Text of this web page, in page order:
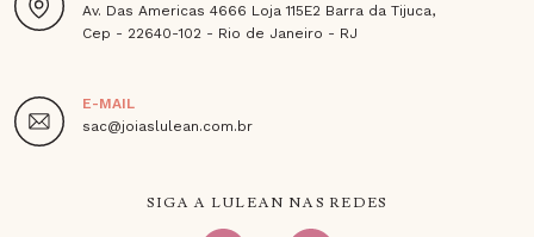
Av. Das Americas 4666 Loja 115E2 Barra da Tijuca,
Cep - 22640-102 - Rio de Janeiro - RJ
E-MAIL
sac@joiaslulean.com.br
SIGA A LULEAN NAS REDES